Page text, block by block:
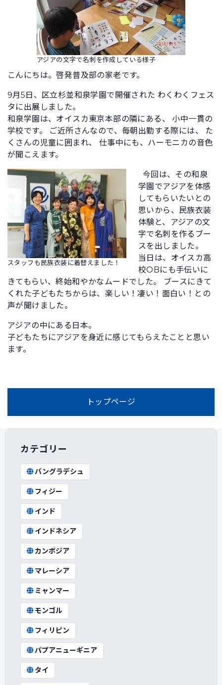
アジアの文字で名刺を作成している様子
こんにちは。啓発普及部の家老です。
9月5日、区立杉並和泉学園で開催された わくわくフェス
タに出展しました。
和泉学園は、オイスカ東京本部の隣にある、 小中一貫の
学校です。 ご近所さんなので、毎朝出勤する際には、 た
くさんの児童に囲まれ、 仕事中にも、ハーモニカの音色
が聞こえます。
スタッフも民族衣装に着替えました！
今回は、その和泉
学園でアジアを体感
してもらいたいとの
思いから、民族衣装
体験と、アジアの文
字で名刺を作るブー
スを出しました。
当日は、オイスカ高
校OBにも手伝いに
きてもらい、終始和やかなムードでした。 ブースにきて
くれた子どもたちからは、楽しい！凄い！面白い！との
声が聞けました。
アジアの中にある日本。
子どもたちにアジアを身近に感じてもらえたことと思い
ます。
トップページ
カテゴリー
バングラデシュ
フィジー
インド
インドネシア
カンボジア
マレーシア
ミャンマー
モンゴル
フィリピン
パプアニューギニア
タイ